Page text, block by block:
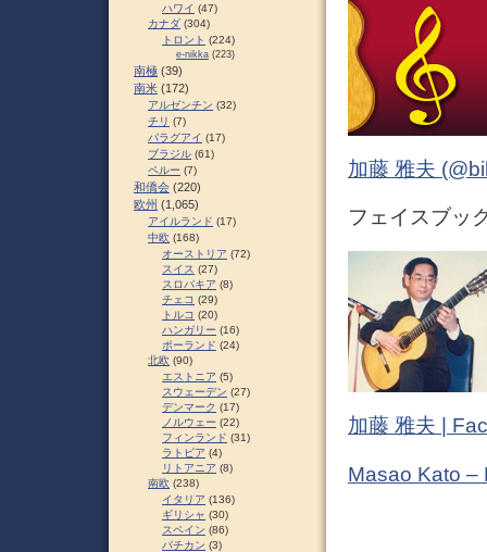
加藤 雅夫
フェイスブッ
加藤 雅夫 |
Masao Kato –
ハワイ (47)
カナダ (304)
トロント (224)
e-nikka (223)
南極 (39)
南米 (172)
アルゼンチン (32)
チリ (7)
パラグアイ (17)
ブラジル (61)
ペルー (7)
和僑会 (220)
欧州 (1,065)
アイルランド (17)
中欧 (168)
オーストリア (72)
スイス (27)
スロパキア (8)
チェコ (29)
トルコ (20)
ハンガリー (16)
ポーランド (24)
北欧 (90)
エストニア (5)
スウェーデン (27)
デンマーク (17)
ノルウェー (22)
フィンランド (31)
ラトビア (4)
リトアニア (8)
南欧 (238)
イタリア (136)
ギリシャ (30)
スペイン (86)
バチカン (3)